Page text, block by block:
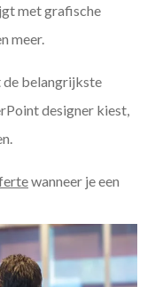
met grafische
meer.
de belangrijkste
designer kiest,
wanneer je een